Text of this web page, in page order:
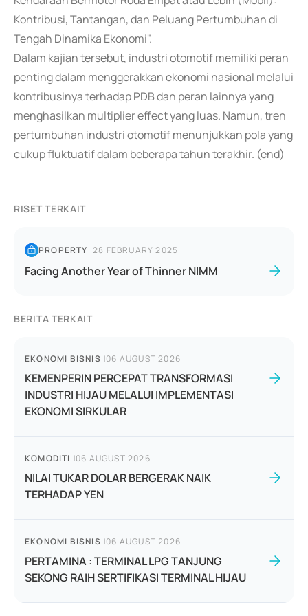
Kontribusi, Tantangan, dan Peluang Pertumbuhan di
Tengah Dinamika Ekonomi".
Dalam kajian tersebut, industri otomotif memiliki peran
penting dalam menggerakkan ekonomi nasional melalui
kontribusinya terhadap PDB dan peran lainnya yang
menghasilkan multiplier effect yang luas. Namun, tren
pertumbuhan industri otomotif menunjukkan pola yang
cukup fluktuatif dalam beberapa tahun terakhir. (end)
RISET TERKAIT
PROPERTY|28 FEBRUARY 2025
Facing Another Year of Thinner NIMM
BERITA TERKAIT
EKONOMI BISNIS |06 AUGUST 2026
KEMENPERIN PERCEPAT TRANSFORMASI
INDUSTRI HIJAU MELALUI IMPLEMENTASI
EKONOMI SIRKULAR
KOMODITI |06 AUGUST 2026
NILAI TUKAR DOLAR BERGERAK NAIK
TERHADAP YEN
EKONOMI BISNIS |06 AUGUST 2026
PERTAMINA : TERMINAL LPG TANJUNG
SEKONG RAIH SERTIFIKASI TERMINAL HIJAU